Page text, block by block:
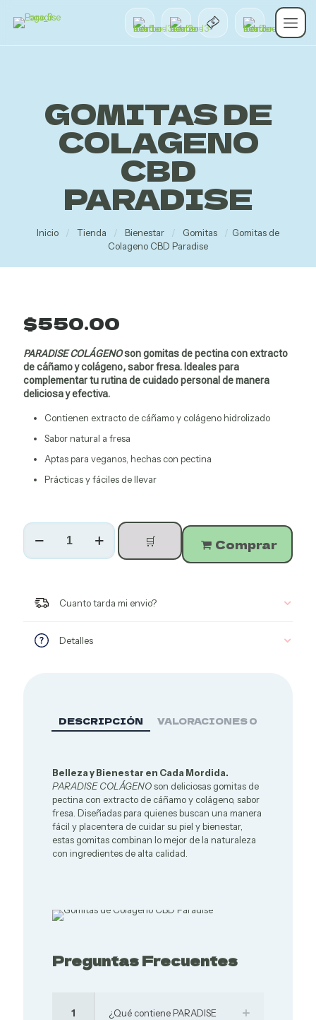
GOMITAS DE
COLAGENO
CBD
PARADISE
Inicio / Tienda / Bienestar / Gomitas / Gomitas de
Colageno CBD Paradise
$550.00
PARADISE COLÁGENOson gomitas de pectina con extracto
de cáñamo y colágeno, sabor fresa. Ideales para
complementar tu rutina de cuidado personal de manera
deliciosa y efectiva.
Contienen extracto de cáñamo y colágeno hidrolizado
Sabor natural a fresa
Aptas para veganos, hechas con pectina
Prácticas y fáciles de llevar
Gomitas
Colageno
🛒 Comprar
Cuanto tarda mi envio?
Detalles
DESCRIPCIÓN VALORACIONES0
Belleza y Bienestar en Cada Mordida.
PARADISE COLÁGENOson deliciosas gomitas de
pectina con extracto de cáñamo y colágeno, sabor
fresa. Diseñadas para quienes buscan una manera
fácil y placentera de cuidar su piel y bienestar,
estas gomitas combinan lo mejor de la naturaleza
con ingredientes de alta calidad.
Preguntas Frecuentes
1
¿Qué contiene PARADISE